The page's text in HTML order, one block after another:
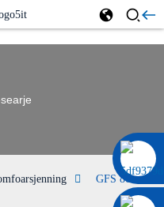
0086 13322920697
GFS 800W-